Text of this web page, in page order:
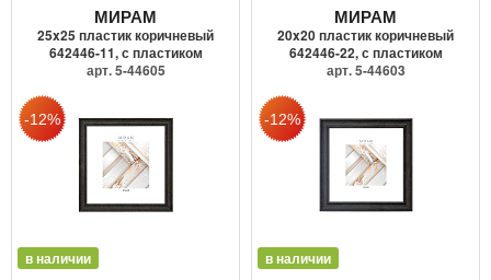
МИРАМ
25x25 пластик коричневый
642446-11, с пластиком
арт. 5-44605
в наличии
МИРАМ
20x20 пластик коричневый
642446-22, с пластиком
арт. 5-44603
в наличии